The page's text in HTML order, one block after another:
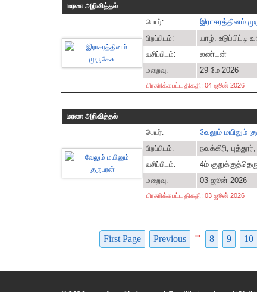
மரண அறிவித்தல்
பெயர்:
இராசரத்தினம்
பிறப்பிடம்: யாழ். உடுப்பிட்டி
வசிப்பிடம்: லண்டன்
மறைவு: 29 மே 2026
பிரசுரிக்கபட்ட திகதி: 04 ஜூன் 2026
மரண அறிவித்தல்
பெயர்:
வேலும் மயிலும்
பிறப்பிடம்: நவக்கிரி,
வசிப்பிடம்: 4ம்
மறைவு: 03 ஜூன் 2026
பிரசுரிக்கபட்ட திகதி: 03 ஜூன் 2026
First Page Previous ... 8 9 10